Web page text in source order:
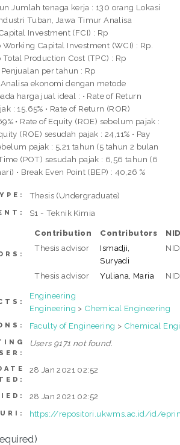
Jumlah tenaga kerja : 130 orang Lokasi
Tuban, Jawa Timur Analisa
Investment (FCI) : Rp
Capital Investment (WCI) : Rp.
Production Cost (TPC) : Rp
per tahun : Rp
ekonomi dengan metode
harga jual ideal : • Rate of Return
: 15,65% • Rate of Return (ROR)
• Rate of Equity (ROE) sebelum pajak :
(ROE) sesudah pajak : 24,11% • Pay
pajak : 5,21 tahun (5 tahun 2 bulan
(POT) sesudah pajak : 6,56 tahun (6
• Break Even Point (BEP) : 40,26 %
Thesis (Undergraduate)
S1 - Teknik Kimia
Contribution Contributors
Thesis advisor
Ismadji,
Suryadi
Thesis advisor Yuliana, Maria
Engineering
Engineering > Chemical Engineering
Faculty of Engineering > Chemical
Users 9171 not found.
28 Jan 2021 02:52
28 Jan 2021 02:52
URI: https://repositori.ukwms.ac.id/id/